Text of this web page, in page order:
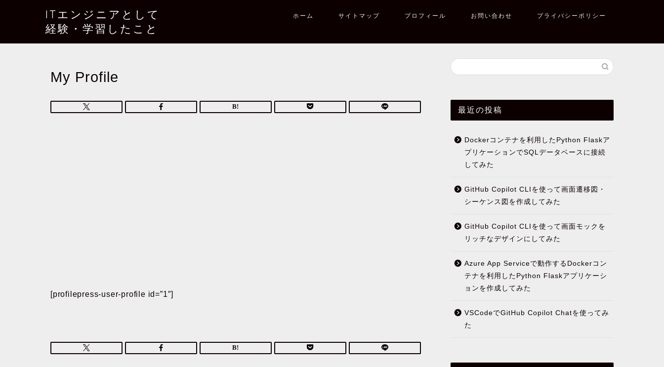
ITエンジニアとして
経験・学習したこと
ホーム サイトマップ プロフィール お問い合わせ プライバシーポリシー
My Profile
[profilepress-user-profile id=”1″]
最近の投稿
Dockerコンテナを利用したPython Flaskア
プリケーションでSQLデータベースに接続
してみた
GitHub Copilot CLIを使って画面遷移図・
シーケンス図を作成してみた
GitHub Copilot CLIを使って画面モックを
リッチなデザインにしてみた
Azure App Serviceで動作するDockerコン
テナを利用したPython Flaskアプリケーシ
ョンを作成してみた
VSCodeでGitHub Copilot Chatを使ってみ
た